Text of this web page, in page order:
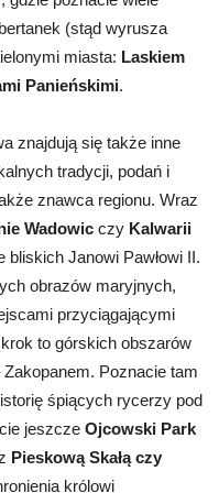
(stąd wyrusza
miasta: Laskiem
Panieńskimi.
znajdują się także inne
tradycji, podań i
znawca regionu. Wraz
Wadowic czy Kalwarii
bliskich Janowi Pawłowi II.
obrazów maryjnych,
przyciągającymi
to górskich obszarów
Poznacie tam
śpiących rycerzy pod
jeszcze Ojcowski Park
Pieskową Skałą czy
królowi